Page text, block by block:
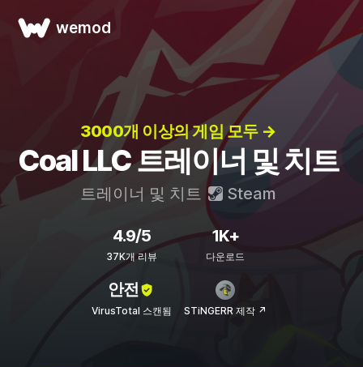
wemod
3000개 이상의 게임 모두 →
Coal LLC 트레이너 및 치트
트레이너 및 치트 Steam
4.9/5
37K개 리뷰
1K+
다운로드
안전
VirusTotal 스캔됨 STiNGERR 제작 ↗